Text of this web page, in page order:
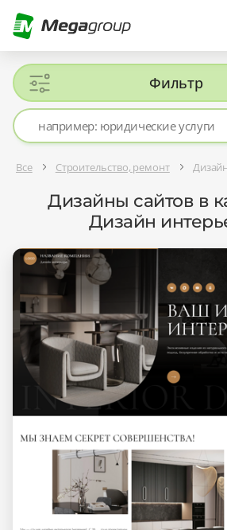
Фильтр
Все Строительство, ремонт
Дизайны сайтов в
Дизайн